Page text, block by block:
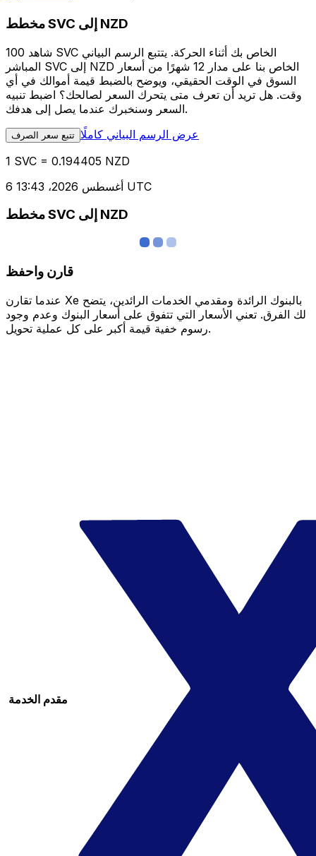
مخطط SVC إلى NZD
شاهد 100 SVC الخاص بك أثناء الحركة. يتتبع الرسم البياني
المباشر SVC إلى NZD الخاص بنا على مدار 12 شهرًا من أسعار
السوق في الوقت الحقيقي، ويوضح بالضبط قيمة أموالك في أي
وقت. هل تريد أن تعرف متى يتحرك السعر لصالحك؟ اضبط تنبيه
السعر وسنخبرك عندما يصل إلى هدفك.
تتبع سعر الصرف عرض الرسم البياني كاملًا
1 SVC = 0.194405 NZD
6 أغسطس 2026، 13:43 UTC
مخطط SVC إلى NZD
قارن واحفظ
عندما تقارن Xe بالبنوك الرائدة ومقدمي الخدمات الرائدين، يتضح
لك الفرق. تعني الأسعار التي تتفوق على أسعار البنوك وعدم وجود
رسوم خفية قيمة أكبر على كل عملية تحويل.
مقدم الخدمة